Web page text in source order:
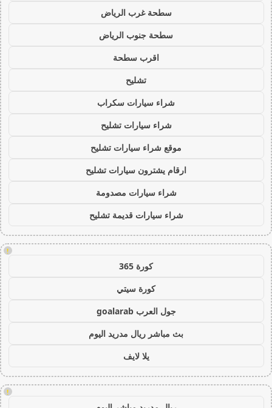
سطحة غرب الرياض
سطحة جنوب الرياض
اقرب سطحة
تشليح
شراء سيارات سكراب
شراء سيارات تشليح
موقع شراء سيارات تشليح
ارقام يشترون سيارات تشليح
شراء سيارات مصدومة
شراء سيارات قديمة تشليح
!
كورة 365
كورة سيتي
جول العرب goalarab
بث مباشر ريال مدريد اليوم
يلا لايف
!